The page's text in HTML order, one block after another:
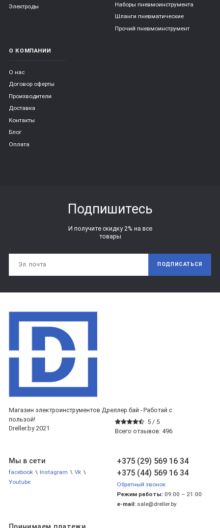
Электроды
Наборы пневмоинструмента
Шланги пневматические
Прочий пневмоинструмент
О КОМПАНИИ
О нас
Договор оферты
Производители
Доставка
Контакты
Блог
Оплата
Подпишитесь
И получите скидку 2% на все
товары
ПОДПИСАТЬСЯ
Магазин электроинструментов Дреллер.бай - Работай с
пользой!
5 / 5
Всего отзывов: 496
Dreller.by 2021
+375 (29) 569 16 34
+375 (44) 569 16 34
Обратный звонок
Режим работы: 09:00 – 21:00
e-mail: sale@dreller.by
Мы в сети
facebook \ Instagram \ Vk \
Youtube